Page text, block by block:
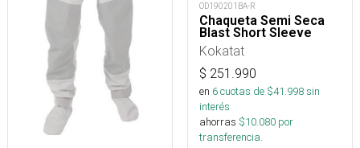
OD190201BA-R
Chaqueta Semi Seca
Blast Short Sleeve
Kokatat
$ 251.990
en 6cuotas de $41.998sin
interés
ahorras $10.080 por
transferencia.